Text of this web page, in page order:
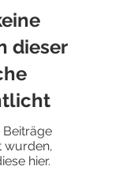
dieser
wurden,
hier.